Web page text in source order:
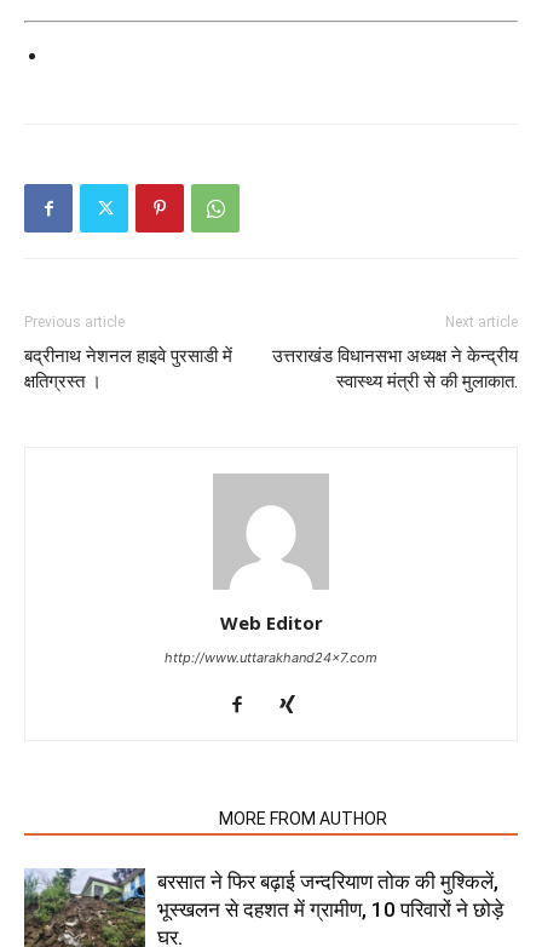
Previous article
बद्रीनाथ नेशनल हाइवे पुरसाडी में
क्षतिग्रस्त ।
Next article
उत्तराखंड विधानसभा अध्यक्ष ने केन्द्रीय
स्वास्थ्य मंत्री से की मुलाकात.
Web Editor
http://www.uttarakhand24x7.com
MORE FROM AUTHOR
बरसात ने फिर बढ़ाई जन्दरियाण तोक की मुश्किलें,
भूस्खलन से दहशत में ग्रामीण, 10 परिवारों ने छोड़े
घर.